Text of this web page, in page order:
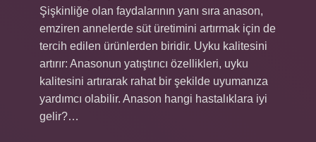
Şişkinliğe olan faydalarının yanı sıra anason,
emziren annelerde süt üretimini artırmak için de
tercih edilen ürünlerden biridir. Uyku kalitesini
artırır: Anasonun yatıştırıcı özellikleri, uyku
kalitesini artırarak rahat bir şekilde uyumanıza
yardımcı olabilir. Anason hangi hastalıklara iyi
gelir?…